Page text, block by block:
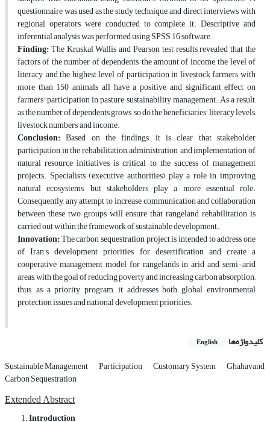
questionnaire was used as the study technique, and direct interviews with
regional operators were conducted to complete it. Descriptive and
inferential analysis was performed using SPSS 16 software.
Finding:The Kruskal Wallis and Pearson test results revealed that the
factors of the number of dependents, the amount of income, the level of
literacy, and the highest level of participation in livestock farmers with
more than 150 animals all have a positive and significant effect on
farmers' participation in pasture sustainability management. As a result,
as the number of dependents grows, so do the beneficiaries' literacy levels,
livestock numbers, and income.
Conclusion: Based on the findings, it is clear that stakeholder
participation in the rehabilitation, administration, and implementation of
natural resource initiatives is critical to the success of management
projects. Specialists (executive authorities) play a role in improving
natural ecosystems, but stakeholders play a more essential role.
Consequently, any attempt to increase communication and collaboration
between these two groups will ensure that rangeland rehabilitation is
carried out within the framework of sustainable development.
Innovation:The carbon sequestration project is intended to address one
of Iran's development priorities for desertification and create a
cooperative management model for rangelands in arid and semi-arid
areas, with the goal of reducing poverty and increasing carbon absorption;
thus, as a priority program, it addresses both global environmental
protection issues and national development priorities.
کلیدواژه‌ها English
Sustainable Management Participation Customary System Ghahavand
Carbon Sequestration
Extended Abstract
Introduction